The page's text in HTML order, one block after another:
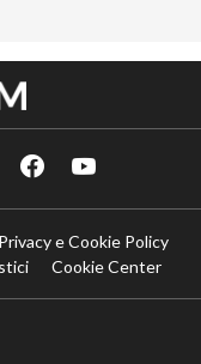
Privacy e Cookie Policy
Cookie Center